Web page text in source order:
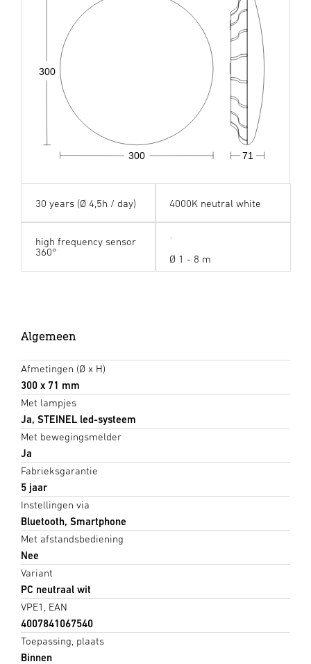
71
300
300
30 years (Ø 4,5h / day) 4000K neutral white
high frequency sensor
360°
Ø 1 - 8 m
Algemeen
Afmetingen (Ø x H)
300 x 71 mm
Met lampjes
Ja, STEINEL led-systeem
Met bewegingsmelder
Ja
Fabrieksgarantie
5 jaar
Instellingen via
Bluetooth, Smartphone
Met afstandsbediening
Nee
Variant
PC neutraal wit
VPE1, EAN
4007841067540
Toepassing, plaats
Binnen